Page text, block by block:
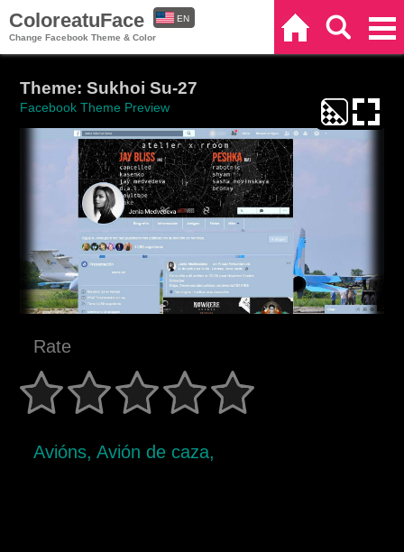
ColoreatuFace
Change Facebook Theme & Color
EN
Theme: Sukhoi Su-27
Facebook Theme Preview
Rate
Avións, Avión de caza,